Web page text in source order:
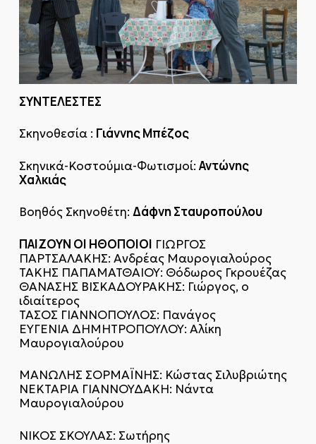
ΣΥΝΤΕΛΕΣΤΕΣ
Σκηνοθεσία : Γιάννης Μπέζος
Σκηνικά-Κοστούμια-Φωτισμοί: Αντώνης
Χαλκιάς
Βοηθός Σκηνοθέτη: Δάφνη Σταυροπούλου
ΠΑΙΖΟΥΝ ΟΙ ΗΘΟΠΟΙΟΙ ΓΙΩΡΓΟΣ
ΠΑΡΤΣΑΛΑΚΗΣ: Ανδρέας Μαυρογιαλούρος
ΤΑΚΗΣ ΠΑΠΑΜΑΤΘΑΙΟΥ: Θόδωρος Γκρουέζας
ΘΑΝΑΣΗΣ ΒΙΣΚΑΔΟΥΡΑΚΗΣ: Γιώργος, ο
ιδιαίτερος
ΤΑΣΟΣ ΓΙΑΝΝΟΠΟΥΛΟΣ: Πανάγος
ΕΥΓΕΝΙΑ ΔΗΜΗΤΡΟΠΟΥΛΟΥ: Αλίκη
Μαυρογιαλούρου
ΜΑΝΩΛΗΣ ΣΟΡΜΑΪΝΗΣ: Κώστας Σιλυβριώτης
ΝΕΚΤΑΡΙΑ ΓΙΑΝΝΟΥΔΑΚΗ: Νάντα
Μαυρογιαλούρου
ΝΙΚΟΣ ΣΚΟΥΛΑΣ: Σωτήρης